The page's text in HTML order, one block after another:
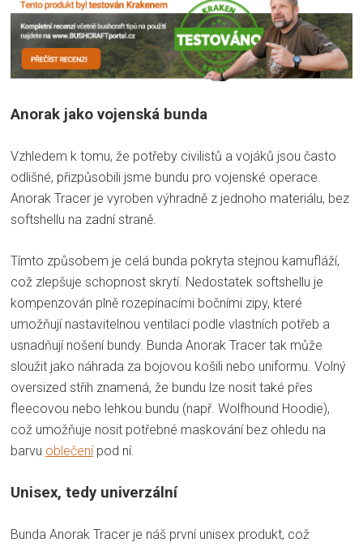
Anorak jako vojenská bunda
Vzhledem k tomu, že potřeby civilistů a vojáků jsou často
odlišné, přizpůsobili jsme bundu pro vojenské operace.
Anorak Tracer je vyroben výhradně z jednoho materiálu, bez
softshellu na zadní straně.
Tímto způsobem je celá bunda pokryta stejnou kamufláží,
což zlepšuje schopnost skrytí. Nedostatek softshellu je
kompenzován plně rozepínacími bočními zipy, které
umožňují nastavitelnou ventilaci podle vlastních potřeb a
usnadňují nošení bundy. Bunda Anorak Tracer tak může
sloužit jako náhrada za bojovou košili nebo uniformu. Volný
oversized střih znamená, že bundu lze nosit také přes
fleecovou nebo lehkou bundu (např. Wolfhound Hoodie),
což umožňuje nosit potřebné maskování bez ohledu na
barvu oblečenípod ní.
Unisex, tedy univerzální
Bunda Anorak Tracer je náš první unisex produkt, což